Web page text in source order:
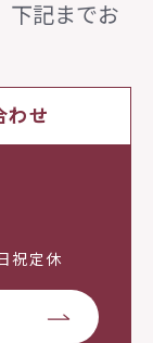
下記までお
わせ
祝定休